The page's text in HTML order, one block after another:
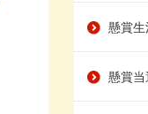
懸賞
懸賞